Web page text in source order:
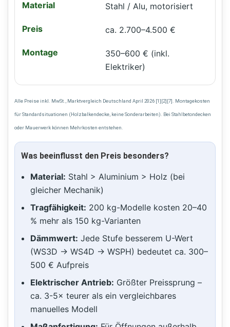
Stahl / Alu, motorisiert
ca. 2.700–4.500 €
350–600 € (inkl.
Elektriker)
Alle Preise inkl. MwSt., Marktvergleich Deutschland April 2026 [1][2][7]. Montagekosten
für Standardsituationen (Holzbalkendecke, keine Sonderarbeiten). Bei Stahlbetondecken
oder Mauerwerk können Mehrkosten entstehen.
Was beeinflusst den Preis besonders?
Material: Stahl > Aluminium > Holz (bei
gleicher Mechanik)
Tragfähigkeit: 200 kg-Modelle kosten 20–40
% mehr als 150 kg-Varianten
Dämmwert: Jede Stufe besserem U-Wert
(WS3D → WS4D → WSPH) bedeutet ca. 300–
500 € Aufpreis
Elektrischer Antrieb: Größter Preissprung –
ca. 3-5× teurer als ein vergleichbares
manuelles Modell